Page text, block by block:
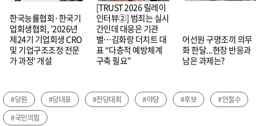
한국능률협회·한국기
업회생협회, '2026년
제24기 기업회생 CRO
및 기업구조조정 전문
가 과정' 개설
[TRUST 2026 릴레이
인터뷰②] 범죄는 실시
간인데 대응은 기관
별…김화랑 더치트 대
표 “다층적 예방체계
구축 필요”
어선원 구명조끼 의무
화 한달...현장 반응과
남은 과제는?
#당원 #당대표 #전당대회 #야당 #후보
#안철수
#국민의힘